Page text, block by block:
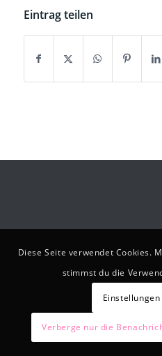
Eintrag teilen
Diese Seite verwendet Cookies.
stimmst du die
Verberge nur die